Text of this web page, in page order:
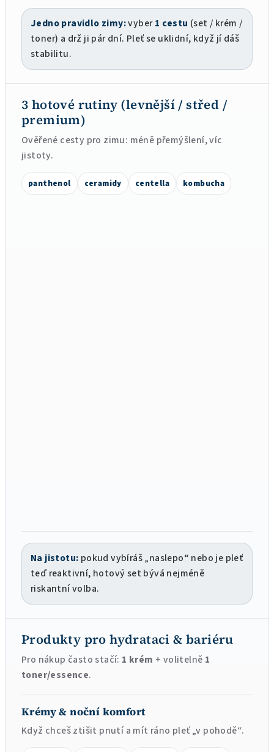
Jedno pravidlo zimy:vyber1 cestu (set / krém /
toner) a drž ji pár dní. Pleť se uklidní, když jí dáš
stabilitu.
3 hotové rutiny (levnější / střed /
premium)
Ověřené cesty pro zimu: méně přemýšlení, víc
jistoty.
panthenol ceramidy centella kombucha
Na jistotu: pokud vybíráš „naslepo“ nebo je pleť
teď reaktivní, hotový set bývá nejméně
riskantní volba.
Produkty pro hydrataci & bariéru
Pro nákup často stačí: 1 krém + volitelně 1
toner/essence.
Krémy & noční komfort
Když chceš ztišit pnutí a mít ráno pleť „v pohodě“.